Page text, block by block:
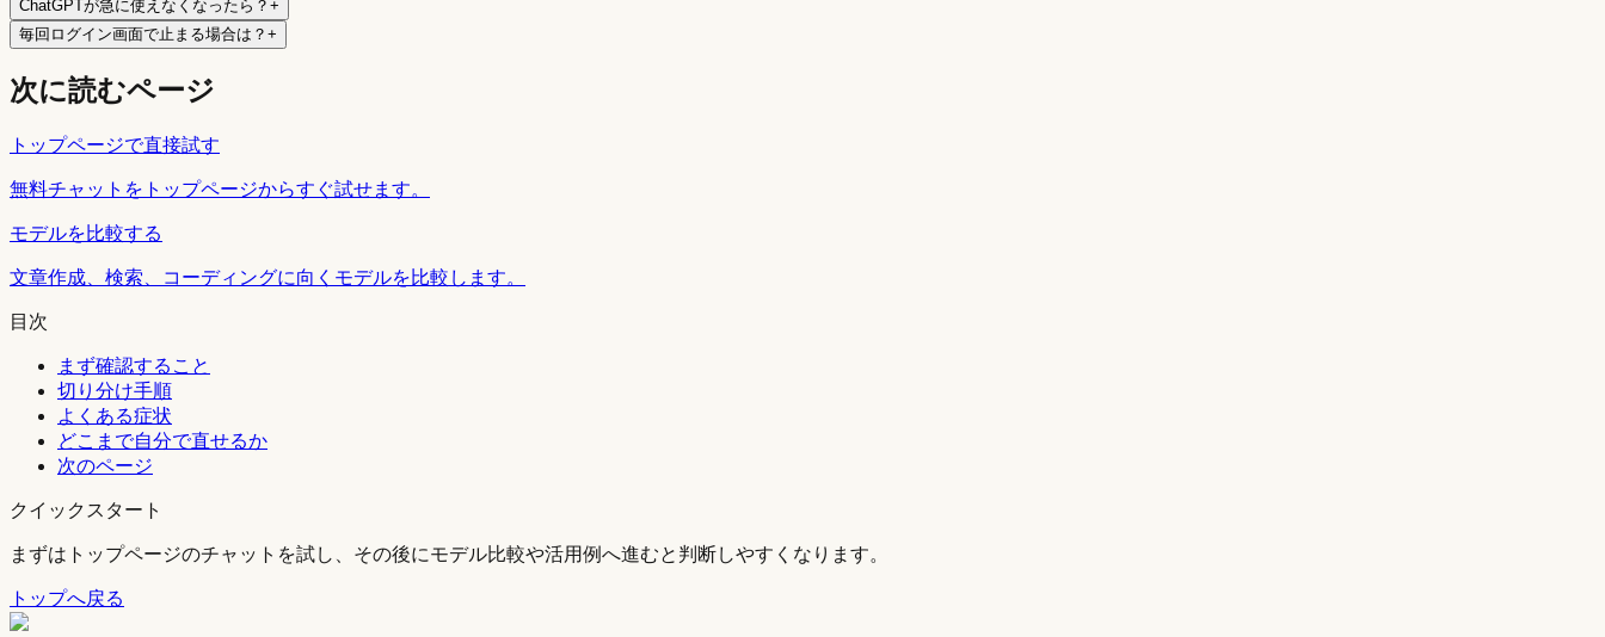
ChatGPTが急に使えなくなったら？ +
毎回ログイン画面で止まる場合は？ +
次に読むページ
トップページで直接試す
無料チャットをトップページからすぐ試せます。
モデルを比較する
文章作成、検索、コーディングに向くモデルを比較します。
目次
まず確認すること
切り分け手順
よくある症状
どこまで自分で直せるか
次のページ
クイックスタート
まずはトップページのチャットを試し、その後にモデル比較や活用例へ進むと判断しやすくなります。
トップへ戻る